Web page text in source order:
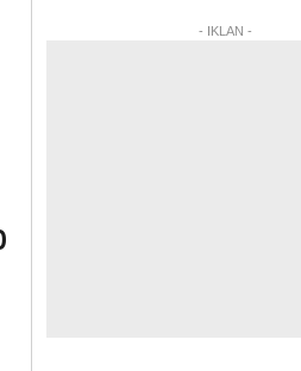
- IKLAN -